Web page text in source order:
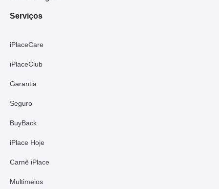
Serviços
iPlaceCare
iPlaceClub
Garantia
Seguro
BuyBack
iPlace Hoje
Carnê iPlace
Multimeios